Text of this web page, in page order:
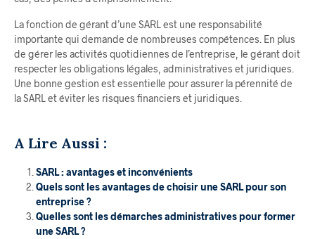
La fonction de gérant d’une SARL est une responsabilité
importante qui demande de nombreuses compétences. En plus
de gérer les activités quotidiennes de l’entreprise, le gérant doit
respecter les obligations légales, administratives et juridiques.
Une bonne gestion est essentielle pour assurer la pérennité de
la SARL et éviter les risques financiers et juridiques.
A Lire Aussi :
SARL : avantages et inconvénients
Quels sont les avantages de choisir une SARL pour son
entreprise ?
Quelles sont les démarches administratives pour former
une SARL ?